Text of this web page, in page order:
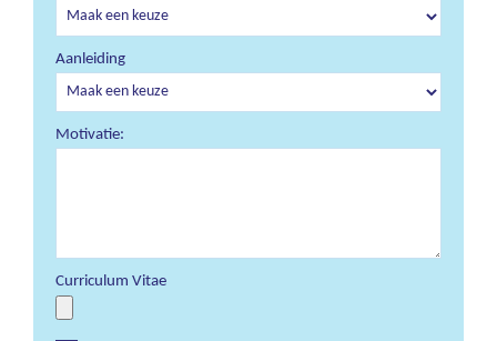
Aanleiding
Motivatie:
Curriculum Vitae